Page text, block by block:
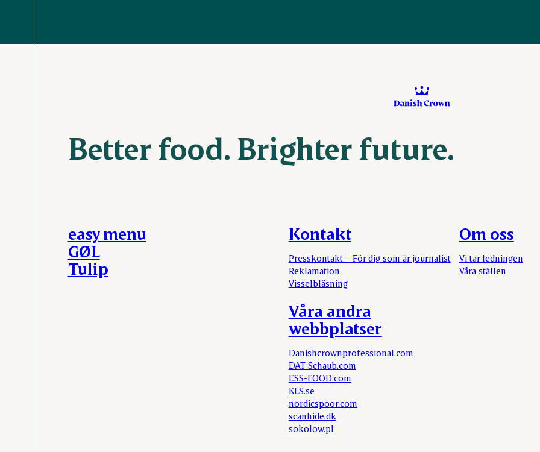
Better food. Brighter future.
Kontakt
Presskontakt – För dig som är journalist
Reklamation
Visselblåsning
Om oss
Vi tar ledningen
Våra ställen
Våra andra
webbplatser
Danishcrownprofessional.com
DAT-Schaub.com
ESS-FOOD.com
KLS.se
nordicspoor.com
scanhide.dk
sokolow.pl
easy menu
GØL
Tulip